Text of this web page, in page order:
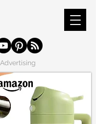
Advertising